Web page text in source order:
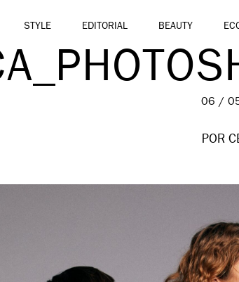
STYLE EDITORIAL BEAUTY
06 /
POR